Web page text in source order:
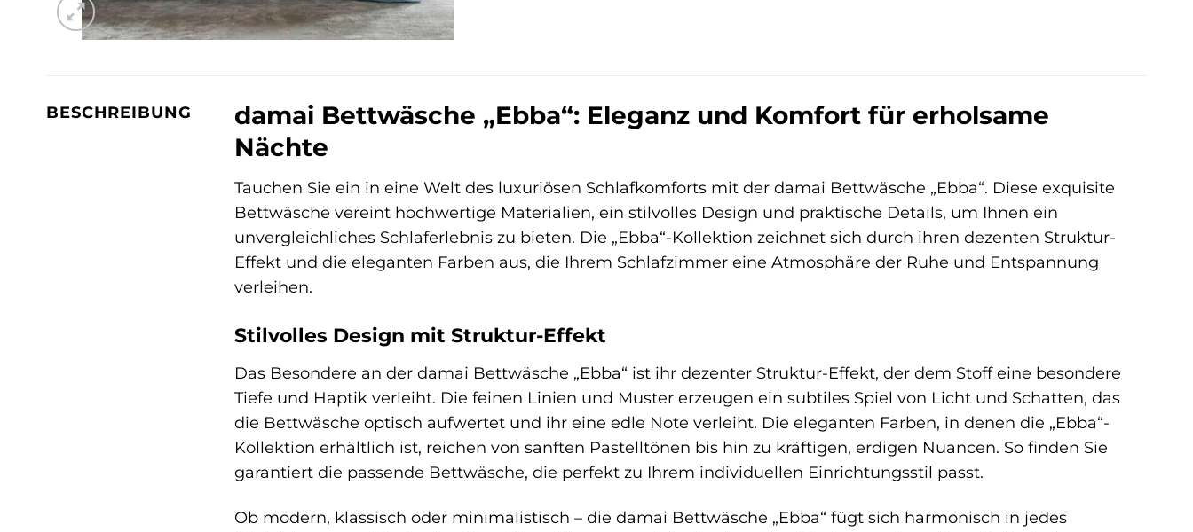
BESCHREIBUNG
damai Bettwäsche „Ebba“: Eleganz und Komfort für erholsame
Nächte
Tauchen Sie ein in eine Welt des luxuriösen Schlafkomforts mit der damai Bettwäsche „Ebba“. Diese exquisite
Bettwäsche vereint hochwertige Materialien, ein stilvolles Design und praktische Details, um Ihnen ein
unvergleichliches Schlaferlebnis zu bieten. Die „Ebba“-Kollektion zeichnet sich durch ihren dezenten Struktur-
Effekt und die eleganten Farben aus, die Ihrem Schlafzimmer eine Atmosphäre der Ruhe und Entspannung
verleihen.
Stilvolles Design mit Struktur-Effekt
Das Besondere an der damai Bettwäsche „Ebba“ ist ihr dezenter Struktur-Effekt, der dem Stoff eine besondere
Tiefe und Haptik verleiht. Die feinen Linien und Muster erzeugen ein subtiles Spiel von Licht und Schatten, das
die Bettwäsche optisch aufwertet und ihr eine edle Note verleiht. Die eleganten Farben, in denen die „Ebba“-
Kollektion erhältlich ist, reichen von sanften Pastelltönen bis hin zu kräftigen, erdigen Nuancen. So finden Sie
garantiert die passende Bettwäsche, die perfekt zu Ihrem individuellen Einrichtungsstil passt.
Ob modern, klassisch oder minimalistisch – die damai Bettwäsche „Ebba“ fügt sich harmonisch in jedes